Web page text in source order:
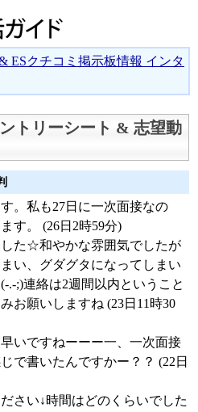
ESクチコミ掲示板情報 インタ
トリーシート & 志望動
。私も27日に一次面接なの
す。 (26日2時59分)
した☆和やかな雰囲気でしたが
い、グダグタになってしまい
.-;)連絡は2週間以内ということ
お願いしますね (23日11時30
いですねーーー一、一次面接
で書いたんですかー？？ (22日
さい↓時間はどのくらいでした